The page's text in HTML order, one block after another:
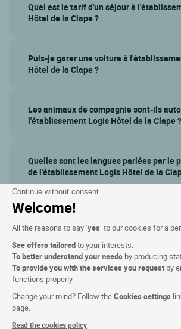
Continue without consent
Welcome!
All the reasons to say ‘yes’ to our cookies for a
See offers tailoredto your interests.
To better understand your needs by producing
To provide you with the services you request by
functions properly.
Change your mind? Follow theCookies settings
page.
Read the cookies policy
Quel est le tarif d'un séjour à
Hôtel de la Clape ?
Puis-je garer une voiture à
Hôtel de la Clape ?
Les animaux de compagnie sont-ils
l'établissement Logis Hôtel de la Clape ?
Quelles sont les langues parlées par le
de l'établissement Logis Hôtel de la